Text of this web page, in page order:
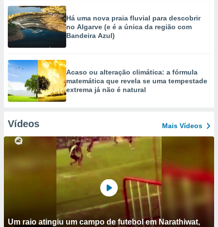
Há uma nova praia fluvial para descobrir
no Algarve (e é a única da região com
Bandeira Azul)
Acaso ou alteração climática: a fórmula
matemática que revela se uma tempestade
extrema já não é natural
Vídeos Mais Vídeos
Um raio atingiu um campo de futebol em Narathiwat,